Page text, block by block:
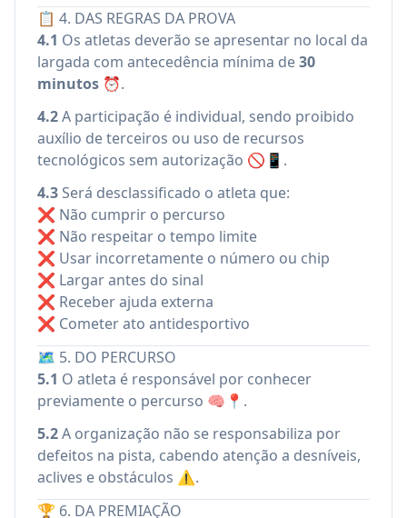
📋 4. DAS REGRAS DA PROVA
4.1 Os atletas deverão se apresentar no local da
largada com antecedência mínima de30
minutos ⏰.
4.2A participação é individual, sendo proibido
auxílio de terceiros ou uso de recursos
tecnológicos sem autorização 🚫📱.
4.3Será desclassificado o atleta que:
❌ Não cumprir o percurso
❌ Não respeitar o tempo limite
❌ Usar incorretamente o número ou chip
❌ Largar antes do sinal
❌ Receber ajuda externa
❌ Cometer ato antidesportivo
🗺️ 5. DO PERCURSO
5.1 O atleta é responsável por conhecer
previamente o percurso 🧠📍.
5.2A organização não se responsabiliza por
defeitos na pista, cabendo atenção a desníveis,
aclives e obstáculos ⚠️.
🏆 6. DA PREMIAÇÃO